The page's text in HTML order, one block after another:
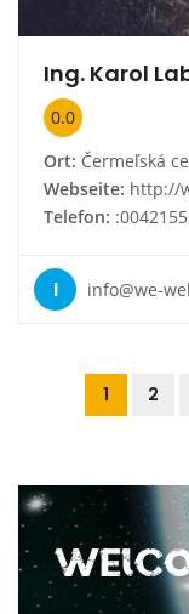
Ing. Karol
0.0
Ort: Čermeľská
Webseite: http://
Telefon:
I info@we-
1 2